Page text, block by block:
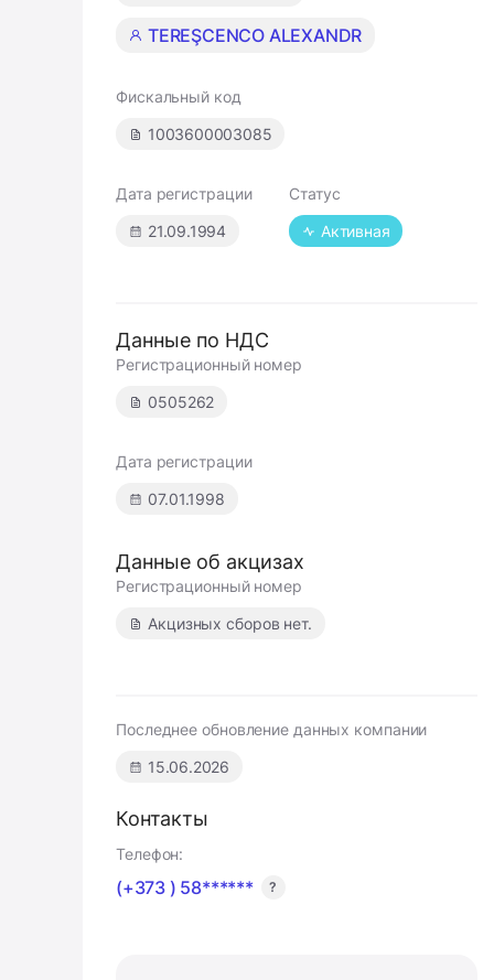
TEREŞCENCO ALEXANDR
Фискальный код
1003600003085
Дата регистрации
21.09.1994
Статус
Активная
Данные по НДС
Регистрационный номер
0505262
Дата регистрации
07.01.1998
Данные об акцизах
Регистрационный номер
Акцизных сборов нет.
Последнее обновление данных компании
15.06.2026
Контакты
Телефон:
(+373 ) 58****** ?